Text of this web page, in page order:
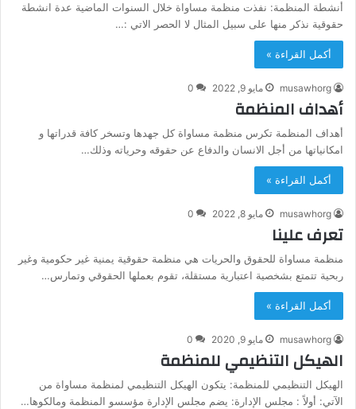
أنشطة المنظمة: نفذت منظمة مساواة خلال السنوات الماضية عدة انشطة
حقوقية نذكر منها على سبيل المثال لا الحصر الاتي :…
أكمل القراءة »
musawhorg مايو 9, 2022 0
أهداف المنظمة
أهداف المنظمة تكرس منظمة مساواة كل جهدها وتسخر كافة قدراتها و
امكانياتها من أجل الانسان والدفاع عن حقوقه وحرياته وذلك…
أكمل القراءة »
musawhorg مايو 8, 2022 0
تعرف علينا
منظمة مساواة للحقوق والحريات هي منظمة حقوقية يمنية غير حكومية وغير
ربحية تتمتع بشخصية اعتبارية مستقلة، تقوم بعملها الحقوقي وتمارس…
أكمل القراءة »
musawhorg مايو 9, 2020 0
الهيكل التنظيمي للمنظمة
الهيكل التنظيمي للمنظمة: يتكون الهيكل التنظيمي لمنظمة مساواة من
الآتي: أولاً : مجلس الإدارة: يضم مجلس الإدارة مؤسسو المنظمة ومالكوها…